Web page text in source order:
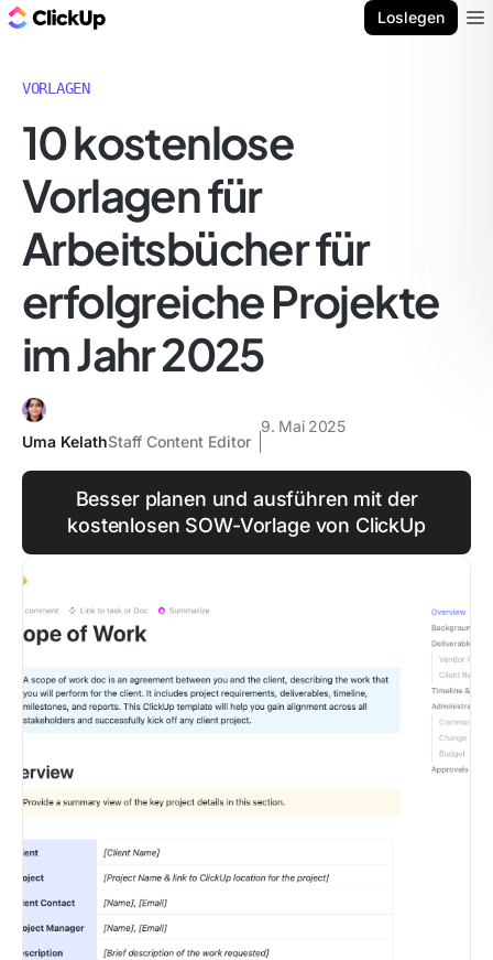
Loslegen
VORLAGEN
10 kostenlose
Vorlagen für
Arbeitsbücher für
erfolgreiche Projekte
im Jahr 2025
Uma KelathStaff Content Editor
9. Mai 2025
Besser planen und ausführen mit der
kostenlosen SOW-Vorlage von ClickUp